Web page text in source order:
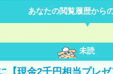
あなたの閲覧履歴から
未読
【現金2千円相当プレ